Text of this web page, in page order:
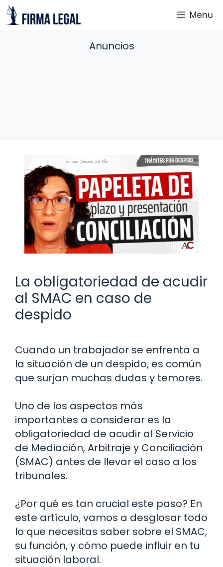
Saltar
al
Menu
Anuncios
La obligatoriedad de acudir
al SMAC en caso de
despido
Cuando un trabajador se enfrenta a
la situación de un despido, es común
que surjan muchas dudas y temores.
Uno de los aspectos más
importantes a considerar es la
obligatoriedad de acudir al Servicio
de Mediación, Arbitraje y Conciliación
(SMAC) antes de llevar el caso a los
tribunales.
¿Por qué es tan crucial este paso? En
este artículo, vamos a desglosar todo
lo que necesitas saber sobre el SMAC,
su función, y cómo puede influir en tu
situación laboral.